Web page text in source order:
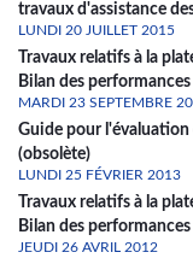
travaux d'assistance
LUNDI 20 JUILLET 2015
Travaux relatifs à la
Bilan des
MARDI 23 SEPTEMBRE
Guide pour l'évaluation
(obsolète)
LUNDI 25 FÉVRIER 2013
Travaux relatifs à la
Bilan des
JEUDI 26 AVRIL 2012